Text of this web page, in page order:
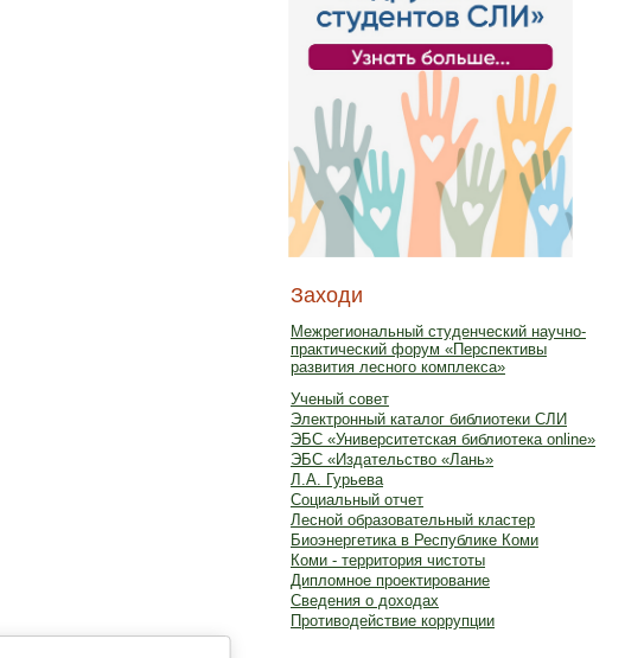
Заходи
Межрегиональный студенческий научно-
практический форум «Перспективы
развития лесного комплекса»
Ученый совет
Электронный каталог библиотеки СЛИ
ЭБС «Университетская библиотека online»
ЭБС «Издательство «Лань»
Л.А. Гурьева
Социальный отчет
Лесной образовательный кластер
Биоэнергетика в Республике Коми
Коми - территория чистоты
Дипломное проектирование
Сведения о доходах
Противодействие коррупции